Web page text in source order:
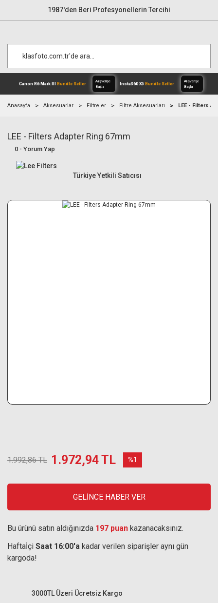
1987'den Beri Profesyonellerin Tercihi
Canon R6 Mark III Bundle Setler
Anasayfa Aksesuarlar Filtreler Filtre Aksesuarları LEE - Filters
LEE - Filters Adapter Ring 67mm
0 - Yorum Yap
Türkiye Yetkili Satıcısı
1.992,86 TL 1.972,94 TL %1
GELİNCE HABER VER
Bu ürünü satın aldığınızda 197 puan kazanacaksınız.
Haftaİçi Saat 16:00'a kadar verilen siparişler aynı gün
kargoda!
3000TL Üzeri Ücretsiz Kargo